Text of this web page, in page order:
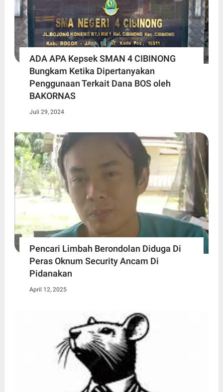
ADA APA Kepsek SMAN 4 CIBINONG
Bungkam Ketika Dipertanyakan
Penggunaan Terkait Dana BOS oleh
BAKORNAS
Juli 29, 2024
Pencari Limbah Berondolan Diduga Di
Peras Oknum Security Ancam Di
Pidanakan
April 12, 2025